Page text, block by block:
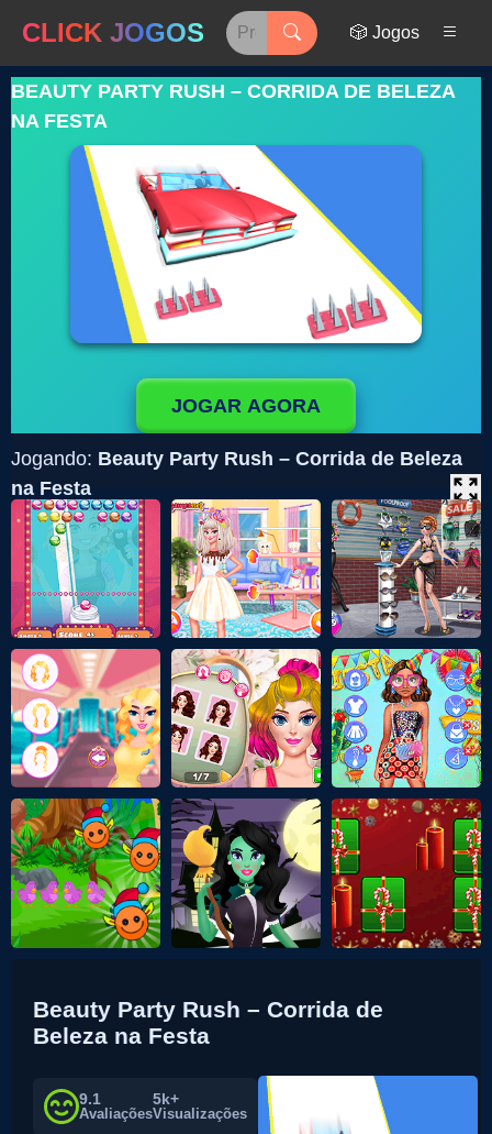
CLICK JOGOS 🎲 Jogos
BEAUTY PARTY RUSH – CORRIDA DE BELEZA
NA FESTA
JOGAR AGORA
Jogando: Beauty Party Rush – Corrida de Beleza
na Festa
Beauty Party Rush – Corrida de
Beleza na Festa
9.1
Avaliações
5k+
Visualizações